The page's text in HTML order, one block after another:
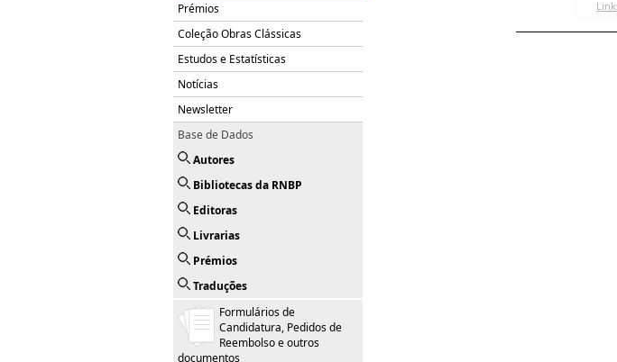
Prémios
Coleção Obras Clássicas
Estudos e Estatísticas
Notícias
Newsletter
Base de Dados
Autores
Bibliotecas da RNBP
Editoras
Livrarias
Prémios
Traduções
Formulários de
Candidatura, Pedidos de
Reembolso e outros
documentos